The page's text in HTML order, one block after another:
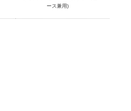
ース兼用)